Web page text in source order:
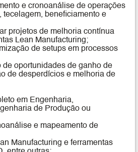
e cronoanálise de operações
tecelagem, beneficiamento e
projetos de melhoria contínua
Lean Manufacturing;
de setups em processos
de oportunidades de ganho de
de desperdícios e melhoria de
em Engenharia,
de Produção ou
e mapeamento de
Manufacturing e ferramentas